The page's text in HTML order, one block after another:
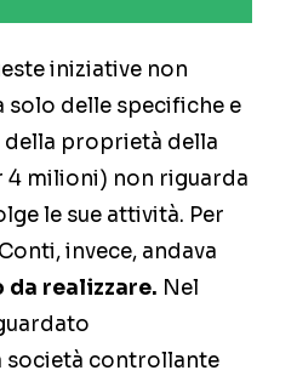
iniziative non
solo delle specifiche e
della proprietà della
4 milioni) non riguarda
le sue attività. Per
invece, andava
realizzare. Nel
società controllante